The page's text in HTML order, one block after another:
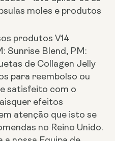
moles e produtos
produtos V14
Sunrise Blend, PM:
de Collagen Jelly
para reembolso ou
satisfeito com o
efeitos
atenção que isto se
no Reino Unido.